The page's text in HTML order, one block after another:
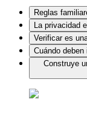
Reglas
La privacidad
Verificar es
Cuándo
Construye